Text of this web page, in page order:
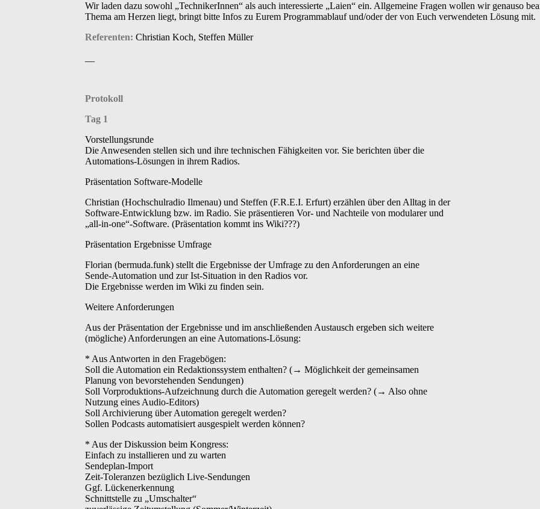
Wir laden dazu sowohl „TechnikerInnen“ als auch interessierte „Laien“ ein. Allgemeine Fragen wollen wir genauso
Thema am Herzen liegt, bringt bitte Infos zu Eurem Programmablauf und/oder der von Euch verwendeten Lösung mit.
Referenten: Christian Koch, Steffen Müller
Protokoll
Tag 1
Vorstellungsrunde
Die Anwesenden stellen sich und ihre technischen Fähigkeiten vor. Sie berichten über die
Automations-Lösungen in ihrem Radios.
Präsentation Software-Modelle
Christian (Hochschulradio Ilmenau) und Steffen (F.R.E.I. Erfurt) erzählen über den Alltag in der
Software-Entwicklung bzw. im Radio. Sie präsentieren Vor- und Nachteile von modularer und
„all-in-one“-Software. (Präsentation kommt ins Wiki???)
Präsentation Ergebnisse Umfrage
Florian (bermuda.funk) stellt die Ergebnisse der Umfrage zu den Anforderungen an eine
Sende-Automation und zur Ist-Situation in den Radios vor.
Die Ergebnisse werden im Wiki zu finden sein.
Weitere Anforderungen
Aus der Präsentation der Ergebnisse und im anschließenden Austausch ergeben sich weitere
(mögliche) Anforderungen an eine Automations-Lösung:
* Aus Antworten in den Fragebögen:
Soll die Automation ein Redaktionssystem enthalten? (→ Möglichkeit der gemeinsamen
Planung von bevorstehenden Sendungen)
Soll Vorproduktions-Aufzeichnung durch die Automation geregelt werden? (→ Also ohne
Nutzung eines Audio-Editors)
Soll Archivierung über Automation geregelt werden?
Sollen Podcasts automatisiert ausgespielt werden können?
* Aus der Diskussion beim Kongress:
Einfach zu installieren und zu warten
Sendeplan-Import
Zeit-Toleranzen bezüglich Live-Sendungen
Ggf. Lückenerkennung
Schnittstelle zu „Umschalter“